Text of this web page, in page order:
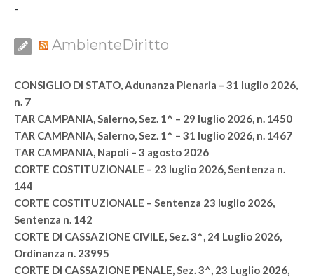
-
AmbienteDiritto
CONSIGLIO DI STATO, Adunanza Plenaria – 31 luglio 2026,
n. 7
TAR CAMPANIA, Salerno, Sez. 1^ – 29 luglio 2026, n. 1450
TAR CAMPANIA, Salerno, Sez. 1^ – 31 luglio 2026, n. 1467
TAR CAMPANIA, Napoli – 3 agosto 2026
CORTE COSTITUZIONALE – 23 luglio 2026, Sentenza n.
144
CORTE COSTITUZIONALE – Sentenza 23 luglio 2026,
Sentenza n. 142
CORTE DI CASSAZIONE CIVILE, Sez. 3^, 24 Luglio 2026,
Ordinanza n. 23995
CORTE DI CASSAZIONE PENALE, Sez. 3^, 23 Luglio 2026,